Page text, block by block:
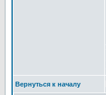
Вернуться к началу